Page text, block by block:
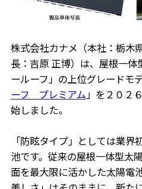
株式会社カナメ（本社：栃木
長：吉原 正博）は、屋根一
ールーフ」の上位グレードモ
ーフ プレミアム 」を２０２
始しました。
「防眩タイプ」としては業
池です。従来の屋根一体型太
面を最大限に活かした太陽電